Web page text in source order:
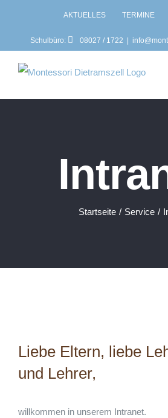
AKTUELLES TERMINE
Schulbüro: 08027 / 1722
Startseite Service
Liebe Eltern, liebe
und Lehrer,
willkommen in unserem Intranet.